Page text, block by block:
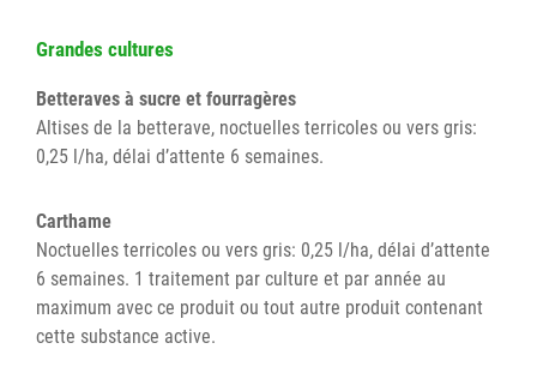
Grandes cultures
Betteraves à sucre et fourragères
Altises de la betterave, noctuelles terricoles ou vers gris:
0,25 l/ha, délai d’attente 6 semaines.
Carthame
Noctuelles terricoles ou vers gris: 0,25 l/ha, délai d’attente
6 semaines. 1 traitement par culture et par année au
maximum avec ce produit ou tout autre produit contenant
cette substance active.